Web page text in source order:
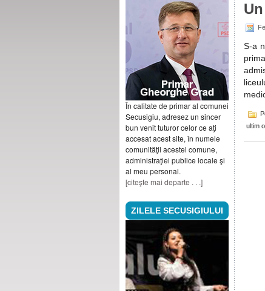
În calitate de primar al comunei
Secusigiu, adresez un sincer
bun venit tuturor celor ce aţi
accesat acest site, în numele
comunităţii acestei comune,
administraţiei publice locale şi
al meu personal.
[citeşte mai departe . . .]
ZILELE SECUSIGIULUI
S-a
ultim